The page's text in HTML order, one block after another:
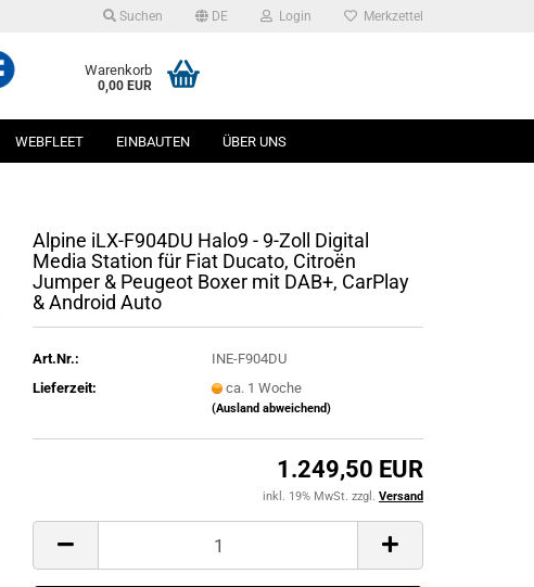
Suchen DE Login Merkzettel
Warenkorb
0,00 EUR
WEBFLEET EINBAUTEN ÜBER UNS
Alpine iLX-F904DU Halo9 - 9-Zoll Digital
Media Station für Fiat Ducato, Citroën
Jumper & Peugeot Boxer mit DAB+, CarPlay
& Android Auto
Art.Nr.:
INE-F904DU
Lieferzeit:
ca. 1 Woche
(Ausland abweichend)
1.249,50 EUR
inkl. 19% MwSt. zzgl. Versand